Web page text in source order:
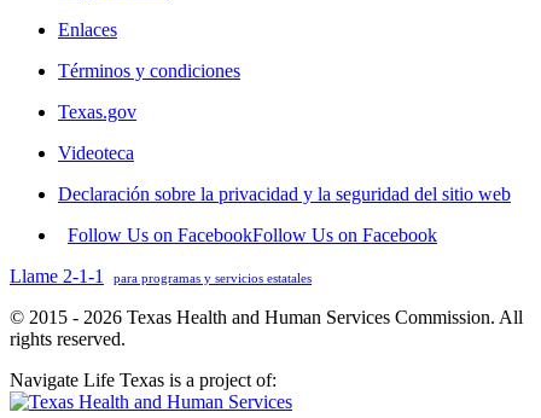
Enlaces
Términos y condiciones
Texas.gov
Videoteca
Declaración sobre la privacidad y la seguridad del sitio web
Follow Us on FacebookFollow Us on Facebook
Llame 2-1-1
para programas y servicios estatales
© 2015 - 2026 Texas Health and Human Services Commission. All
rights reserved.
Navigate Life Texas is a project of: